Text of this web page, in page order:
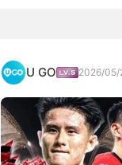
U GO 2026/05/